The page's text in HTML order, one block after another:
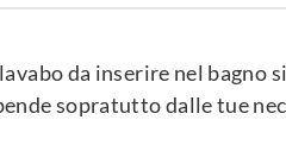
da inserire nel bagno
sopratutto dalle tue